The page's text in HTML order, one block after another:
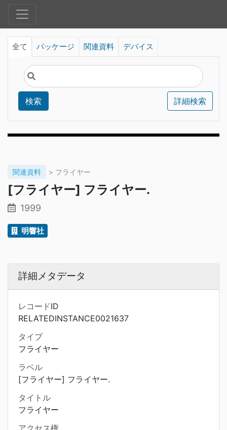
全て パッケージ 関連資料 デバイス
検索 詳細検索
関連資料 > フライヤー
[フライヤー] フライヤー.
1999
明響社
詳細メタデータ
レコードID
RELATEDINSTANCE0021637
タイプ
フライヤー
ラベル
[フライヤー] フライヤー.
タイトル
フライヤー
アクセス権